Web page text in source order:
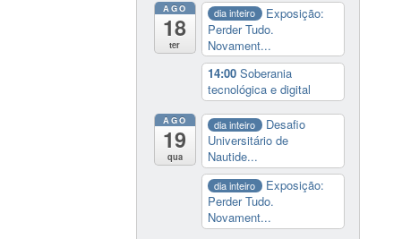
AGO
18
ter
dia inteiro
Exposição:
Perder Tudo.
Novament...
14:00 Soberania
tecnológica e digital
AGO
19
qua
dia inteiro
Desafio
Universitário de
Nautide...
dia inteiro
Exposição:
Perder Tudo.
Novament...